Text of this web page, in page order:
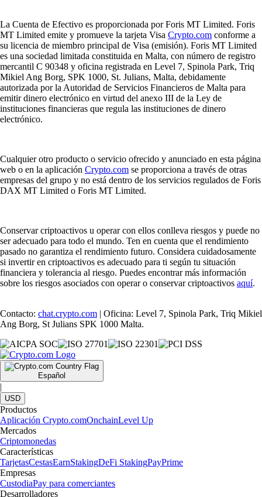
La Cuenta de Efectivo es proporcionada por Foris MT Limited. Foris
MT Limited emite y promueve la tarjeta Visa Crypto.com conforme a
su licencia de miembro principal de Visa (emisión). Foris MT Limited
es una sociedad limitada constituida en Malta, con número de registro
mercantil C 90348 y oficina registrada en Level 7, Spinola Park, Triq
Mikiel Ang Borg, SPK 1000, St. Julians, Malta, debidamente
autorizada por la Autoridad de Servicios Financieros de Malta para
emitir dinero electrónico en virtud del anexo III de la Ley de
instituciones financieras que regula las instituciones de dinero
electrónico.
Cualquier otro producto o servicio ofrecido y anunciado en esta página
web o en la aplicación Crypto.com se proporciona a través de otras
empresas del grupo y no está dentro de los servicios regulados de Foris
DAX MT Limited o Foris MT Limited.
Conservar criptoactivos u operar con ellos conlleva riesgos y puede no
ser adecuado para todo el mundo. Ten en cuenta que el rendimiento
pasado no garantiza el rendimiento futuro. Considera cuidadosamente
si invertir en criptoactivos es adecuado para ti según tu situación
financiera y tolerancia al riesgo. Puedes encontrar más información
sobre los riesgos asociados con operar o conservar criptoactivos aquí.
Contacto: chat.crypto.com | Oficina: Level 7, Spinola Park, Triq Mikiel
Ang Borg, St Julians SPK 1000 Malta.
Español
|
USD
Productos
Aplicación Crypto.comOnchainLevel Up
Mercados
Criptomonedas
Características
TarjetasCestasEarnStakingDeFi StakingPayPrime
Empresas
CustodiaPay para comerciantes
Desarrolladores